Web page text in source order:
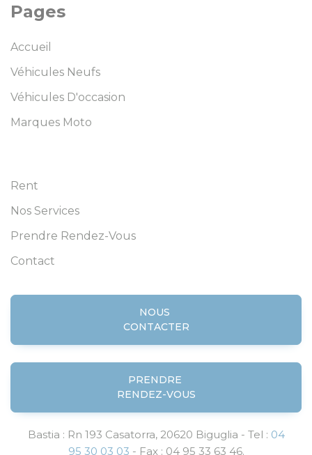
Pages
Accueil
Véhicules Neufs
Véhicules D'occasion
Marques Moto
Rent
Nos Services
Prendre Rendez-Vous
Contact
NOUS
CONTACTER
PRENDRE
RENDEZ-VOUS
Bastia : Rn 193 Casatorra, 20620 Biguglia - Tel : 04
95 30 03 03 - Fax : 04 95 33 63 46.